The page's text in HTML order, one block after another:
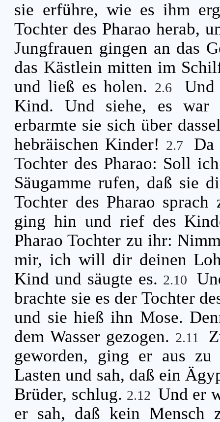
sie erführe, wie es ihm
Tochter des Pharao herab,
Jungfrauen gingen an das
das Kästlein mitten im
und ließ es holen. 2.6
Und
Kind. Und siehe, es war
erbarmte sie sich über
hebräischen Kinder! 2.7
Da
Tochter des Pharao: Soll
Säugamme rufen, daß sie
Tochter des Pharao
ging hin und rief des
Pharao Tochter zu ihr:
mir, ich will dir deinen
Kind und säugte es. 2.10
brachte sie es der Tochter
und sie hieß ihn Mose.
dem Wasser gezogen. 2.11
geworden, ging er aus
Lasten und sah, daß ein
Brüder, schlug. 2.12 Und er
er sah, daß kein Mensch